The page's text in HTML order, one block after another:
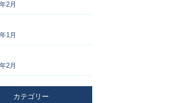
2月
1月
2月
カテゴリー